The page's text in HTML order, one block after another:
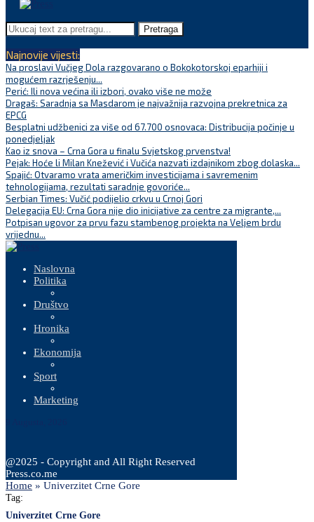
Pretraga
Najnovije vijesti:
Na proslavi Vučjeg Dola razgovarano o Bokokotorskoj eparhiji i
mogućem razrješenju...
Perić: Ili nova većina ili izbori, ovako više ne može
Dragaš: Saradnja sa Masdarom je najvažnija razvojna prekretnica za
EPCG
Besplatni udžbenici za više od 67.700 osnovaca: Distribucija počinje u
ponedjeljak
Kao iz snova – Crna Gora u finalu Svjetskog prvenstva!
Pejak: Hoće li Milan Knežević i Vučića nazvati izdajnikom zbog dolaska...
Spajić: Otvaramo vrata američkim investicijama i savremenim
tehnologijama, rezultati saradnje govoriće...
Serbian Times: Vučić podijelio crkvu u Crnoj Gori
Delegacija EU: Crna Gora nije dio inicijative za centre za migrante,...
Potpisan ugovor za prvu fazu stambenog projekta na Veljem brdu
vrijednu...
Naslovna
Politika
Društvo
Hronika
Ekonomija
Sport
Marketing
@2025 - Copyright and All Right Reserved
Press.co.me
Home » Univerzitet Crne Gore
Tag:
Univerzitet Crne Gore